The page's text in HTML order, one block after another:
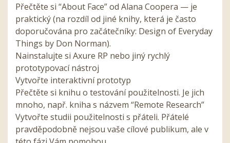
Přečtěte si “About Face” od Alana Coopera — je
praktický (na rozdíl od jiné knihy, která je často
doporučována pro začátečníky: Design of Everyday
Things by Don Norman).
Nainstalujte si Axure RP nebo jiný rychlý
prototypovací nástroj
Vytvořte interaktivní prototyp
Přečtěte si knihu o testování použitelnosti. Je jich
mnoho, např. kniha s názvem “Remote Research”
Vytvořte studii použitelnosti s přáteli. Přátelé
pravděpodobně nejsou vaše cílové publikum, ale v